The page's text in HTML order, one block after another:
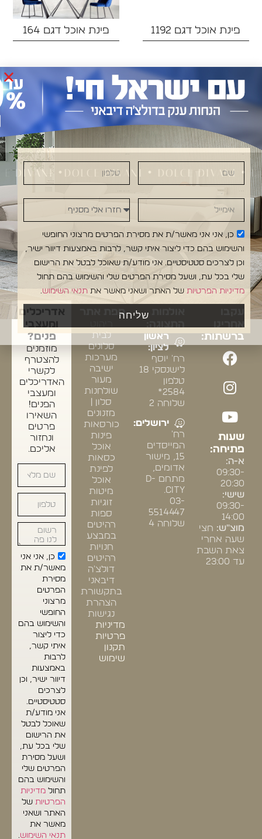
פינת אוכל דגם 1192 פינת אוכל דגם 164
•DOLCE DIVANI • DOLCE DIVANI •
ברשתות:
שעות
פתיחה:
א-ה:
09:30-
20:30
שישי:
09:30-
14:00
מוצ"ש: חצי
שעה אחרי
צאת השבת
עד 23:00
ראשון
לציון:
רח' יוסף
לישנסקי 18
טלפון
2584*
שלוחה 2
ירושלים:
רח'
המייסדים
15, מישור
אדומים,
מתחם D-
CITY.
03-
5514447
שלוחה 4
מפת אתר
לבית
סלונים
מערכות
ישיבה
מעור
שולחנות
סלון |
מזנונים
כורסאות
פינות
אוכל
כסאות
לפינת
אוכל
מיטות
זוגיות
ספות
רהיטים
במבצע
חנויות
רהיטים
דולצ'ה
דיבאני
בתקשורת
הצהרת
נגישות
מדיניות
פרטיות
תקנון
שימוש
אדריכלים
ומעצבי
פנים?
מוזמנים
להצטרף
לקשרי
האדריכלים
ומעצבי
הפנים!
השאירו
פרטים
ונחזור
אליכם.
כן, אני אני
מאשר/ת את
מסירת
הפרטים
מרצוני
החופשי
והשימוש בהם
כדי ליצור
איתי קשר,
לרבות
באמצעות
דיוור ישיר, וכן
לצרכים
סטטיסטיים.
אני מודע/ת
שאוכל לבטל
את הרישום
שלי בכל עת,
ושעל מסירת
הפרטים שלי
והשימוש בהם
תחול מדיניות
הפרטיות של
האתר ושאני
מאשר את
תנאי השימוש.
כן, אני אני מאשר/ת את מסירת הפרטים מרצוני החופשי
והשימוש בהם כדי ליצור איתי קשר, לרבות באמצעות דיוור ישיר,
וכן לצרכים סטטיסטיים. אני מודע/ת שאוכל לבטל את הרישום
שלי בכל עת, ושעל מסירת הפרטים שלי והשימוש בהם תחול
מדיניות הפרטיות של האתר ושאני מאשר את תנאי השימוש.
שליחה